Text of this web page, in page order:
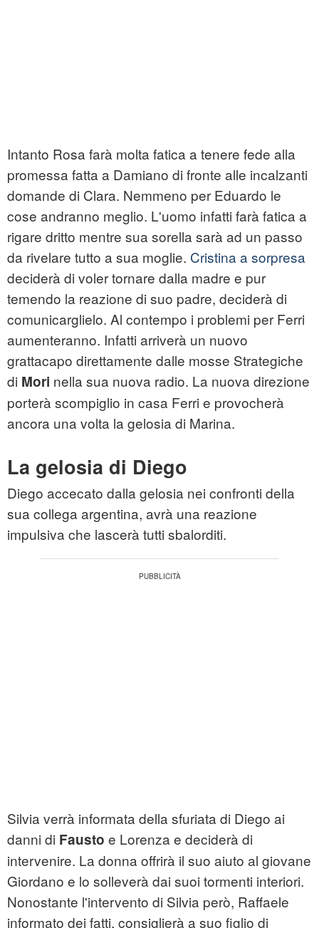
Intanto Rosa farà molta fatica a tenere fede alla
promessa fatta a Damiano di fronte alle incalzanti
domande di Clara. Nemmeno per Eduardo le
cose andranno meglio. L'uomo infatti farà fatica a
rigare dritto mentre sua sorella sarà ad un passo
da rivelare tutto a sua moglie. Cristina a sorpresa
deciderà di voler tornare dalla madre e pur
temendo la reazione di suo padre, deciderà di
comunicarglielo. Al contempo i problemi per Ferri
aumenteranno. Infatti arriverà un nuovo
grattacapo direttamente dalle mosse Strategiche
di Mori nella sua nuova radio. La nuova direzione
porterà scompiglio in casa Ferri e provocherà
ancora una volta la gelosia di Marina.
La gelosia di Diego
Diego accecato dalla gelosia nei confronti della
sua collega argentina, avrà una reazione
impulsiva che lascerà tutti sbalorditi.
Silvia verrà informata della sfuriata di Diego ai
danni di Fausto e Lorenza e deciderà di
intervenire. La donna offrirà il suo aiuto al giovane
Giordano e lo solleverà dai suoi tormenti interiori.
Nonostante l'intervento di Silvia però, Raffaele
informato dei fatti, consiglierà a suo figlio di